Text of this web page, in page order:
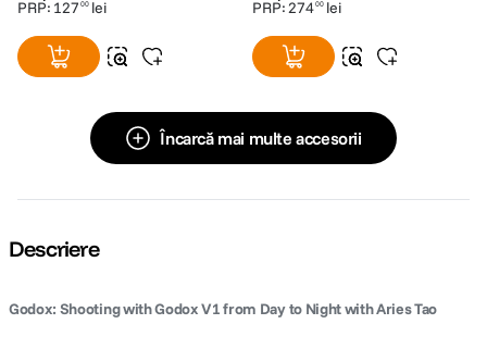
PRP: 127 00 lei
PRP:27400 lei
Încarcă mai multe accesorii
Descriere
Godox: Shooting with Godox V1 from Day to Night with Aries Tao